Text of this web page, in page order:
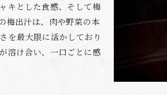
キとした食感、そして梅
梅出汁は、肉や野菜の本
を最大限に活かしており
溶け合い、一口ごとに感